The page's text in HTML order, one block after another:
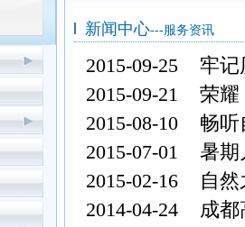
新闻中心---服务资讯
2015-09-25 牢记
2015-09-21 荣耀
2015-08-10 畅听
2015-07-01 暑期
2015-02-16
自
2014-04-24 成都